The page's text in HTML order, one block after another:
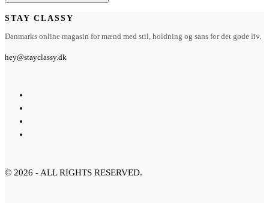
STAY CLASSY
Danmarks online magasin for mænd med stil, holdning og sans for det gode liv.
hey@stayclassy.dk
© 2026 - ALL RIGHTS RESERVED.